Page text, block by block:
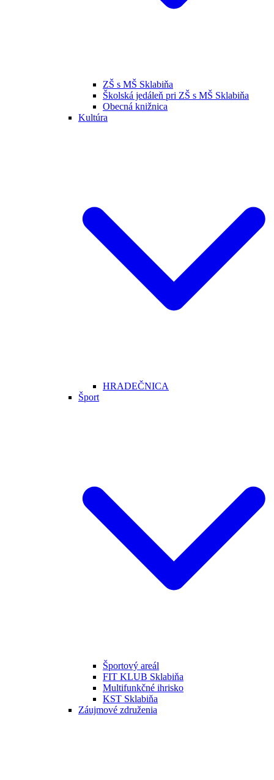
ZŠ s MŠ Sklabiňa
Školská jedáleň pri ZŠ s MŠ Sklabiňa
Obecná knižnica
Kultúra
HRADEČNICA
Šport
Športový areál
FIT KLUB Sklabiňa
Multifunkčné ihrisko
KST Sklabiňa
Záujmové združenia